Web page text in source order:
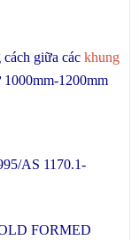
giữa các khung
1000mm-1200mm
AS 1170.1-
FORMED